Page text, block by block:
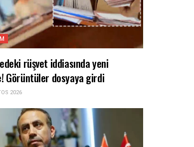
rüşvet iddiasında yeni
Görüntüler dosyaya girdi
2026